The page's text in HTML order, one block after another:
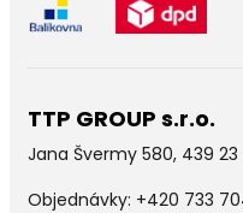
TTP GROUP s.r.o.
Jana Švermy 580, 439 23
Objednávky: +420 733